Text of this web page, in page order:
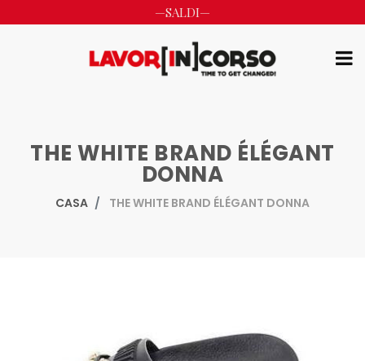
—SALDI—
THE WHITE BRAND ÉLÉGANT
DONNA
CASA THE WHITE BRAND ÉLÉGANT DONNA